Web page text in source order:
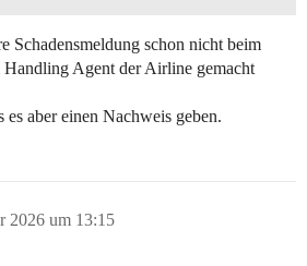
Schadensmeldung schon nicht beim
Agent der Airline gemacht
es aber einen Nachweis geben.
2026 um 13:15